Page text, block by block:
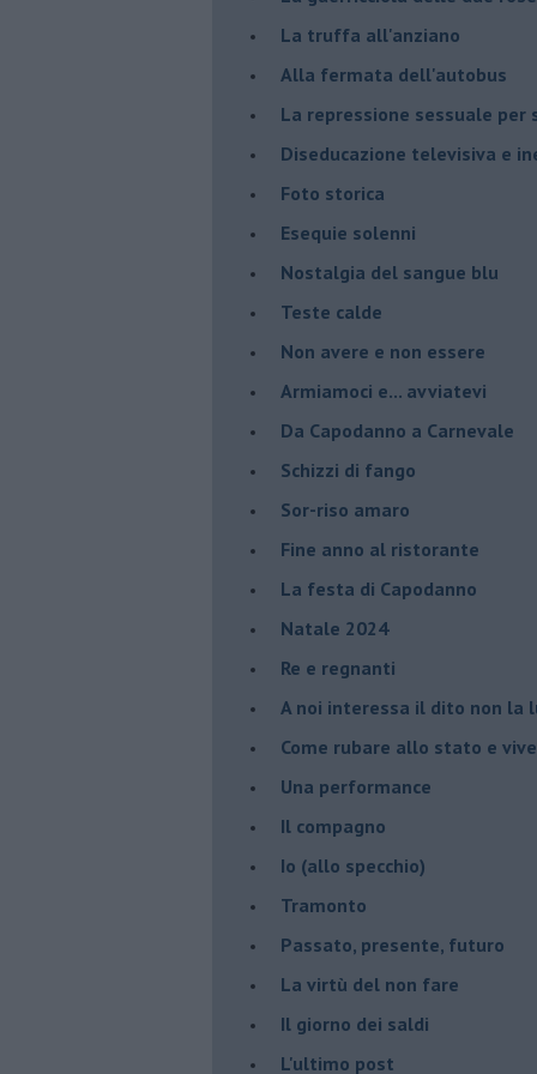
La truffa all'anziano
Alla fermata dell'autobus
La repressione sessuale per
Diseducazione televisiva e
Foto storica
Esequie solenni
Nostalgia del sangue blu
Teste calde
Non avere e non essere
Armiamoci e... avviatevi
Da Capodanno a Carnevale
Schizzi di fango
Sor-riso amaro
Fine anno al ristorante
La festa di Capodanno
Natale 2024
Re e regnanti
A noi interessa il dito non la
Come rubare allo stato e
Una performance
Il compagno
​Io (allo specchio)
Tramonto
Passato, presente, futuro
La virtù del non fare
Il giorno dei saldi
L'ultimo post